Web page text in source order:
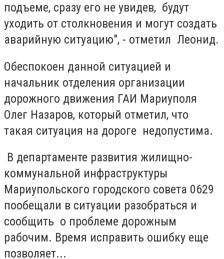
подъеме, сразу его не увидев, будут
уходить от столкновения и могут создать
аварийную ситуацию", - отметил Леонид.
Обеспокоен данной ситуацией и
начальник отделения организации
дорожного движения ГАИ Мариуполя
Олег Назаров, который отметил, что
такая ситуация на дороге недопустима.
В департаменте развития жилищно-
коммунальной инфраструктуры
Мариупольского городского совета 0629
пообещали в ситуации разобраться и
сообщить о проблеме дорожным
рабочим. Время исправить ошибку еще
позволяет...